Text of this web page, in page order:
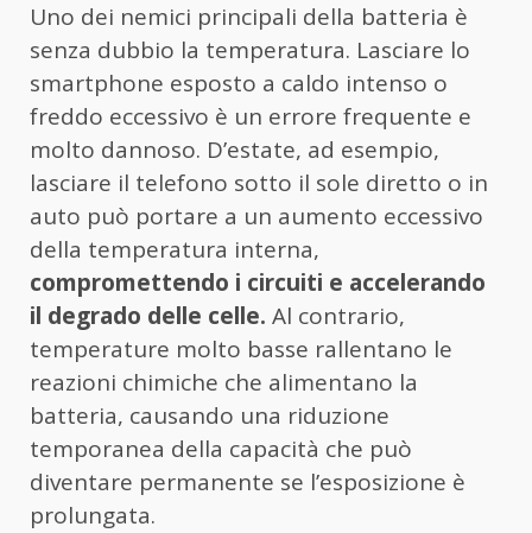
Uno dei nemici principali della batteria è
senza dubbio la temperatura. Lasciare lo
smartphone esposto a caldo intenso o
freddo eccessivo è un errore frequente e
molto dannoso. D’estate, ad esempio,
lasciare il telefono sotto il sole diretto o in
auto può portare a un aumento eccessivo
della temperatura interna,
compromettendo i circuiti e accelerando
il degrado delle celle. Al contrario,
temperature molto basse rallentano le
reazioni chimiche che alimentano la
batteria, causando una riduzione
temporanea della capacità che può
diventare permanente se l’esposizione è
prolungata.